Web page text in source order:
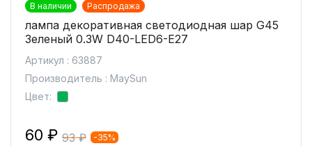
В наличии Распродажа
лампа декоративная светодиодная шар G45
Зеленый 0.3W D40-LED6-E27
Артикул : 63887
Производитель : MaySun
Цвет:
60 ₽ 93 ₽ -35%